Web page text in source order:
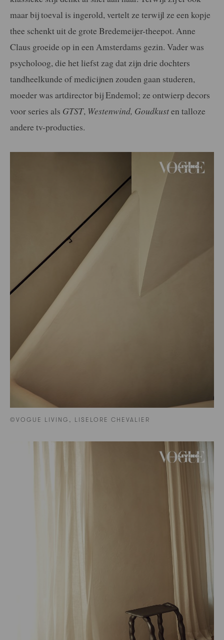
maar bij toeval is ingerold, vertelt ze terwijl ze een kopje
thee schenkt uit de grote Bredemeijer-theepot. Anne
Claus groeide op in een Amsterdams gezin. Vader was
psycholoog, die het liefst zag dat zijn drie dochters
tandheelkunde of medicijnen zouden gaan studeren,
moeder was artdirector bij Endemol; ze ontwierp decors
voor series als GTST, Westenwind, Goudkusten talloze
andere tv-producties.
©VOGUE LIVING, LISELORE CHEVALIER